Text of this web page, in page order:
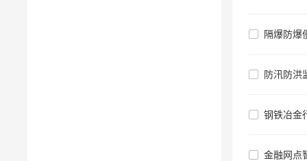
隔爆防爆
防汛防洪
钢铁冶金
金融网点